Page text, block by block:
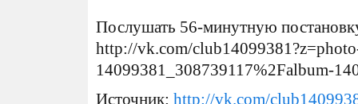
Послушать 56-минутную
http://vk.com/
14099381_308739117%2Falbum-
Источник: http://vk.com/